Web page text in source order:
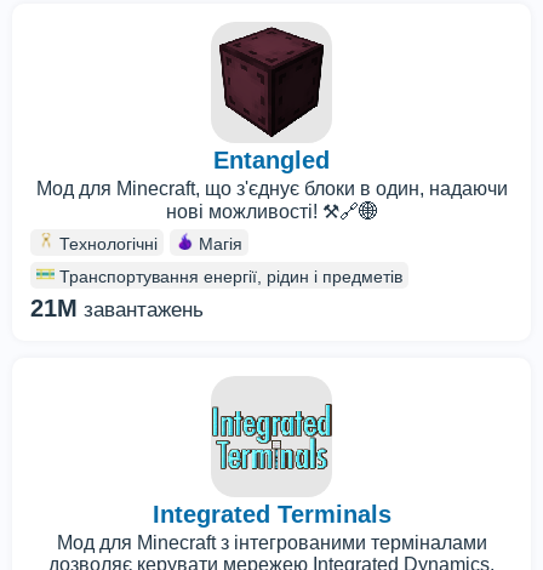
Entangled
Мод для Minecraft, що з'єднує блоки в один, надаючи
нові можливості! ⚒️🔗🌐
Технологічні
Магія
Транспортування енергії, рідин і предметів
21M завантажень
Integrated Terminals
Мод для Minecraft з інтегрованими терміналами
дозволяє керувати мережею Integrated Dynamics.